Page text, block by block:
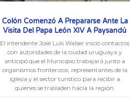
Colón Comenzó A Prepararse Ante La
Visita Del Papa León XIV A Paysandú
El intendente José Luis Walser inició contactos
con autoridades de la ciudad uruguaya y
anticipó que el Municipio trabajará junto a
organismos fronterizos, representantes de la
Iglesia y el sector turístico para recibir a
quienes se trasladen hacia la región.